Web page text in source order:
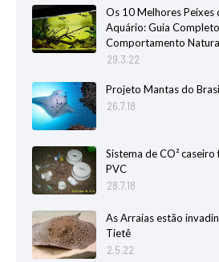
Os 10 Melhores Peixes
Aquário: Guia
Comportamento
29.3.22
Projeto Mantas do
26.7.18
Sistema de CO²
PVC
28.7.18
As Arraias estão
Tietê
2.5.22